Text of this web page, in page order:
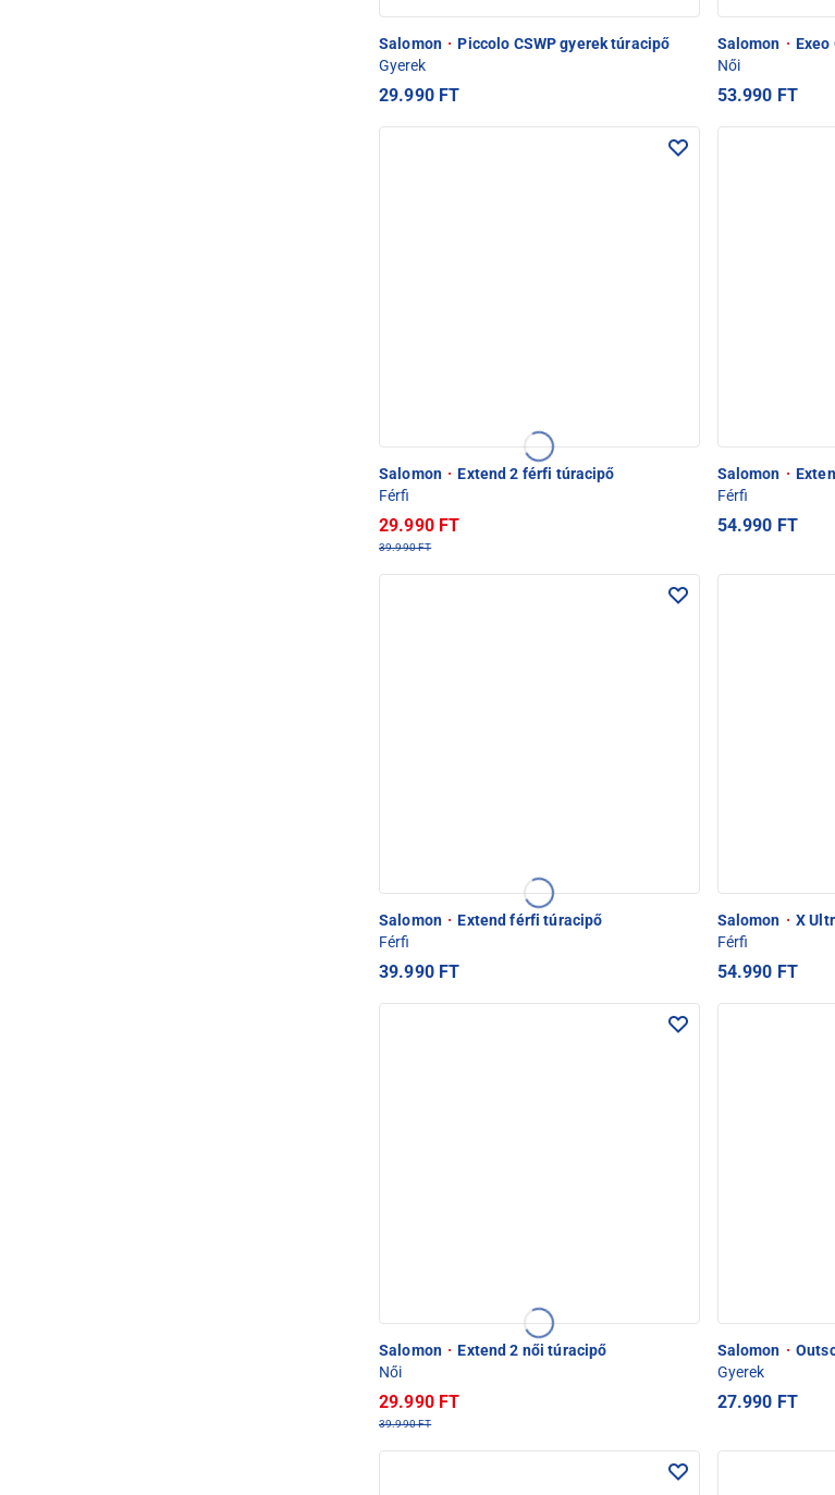
Salomon · Piccolo CSWP gyerek túracipő
Gyerek
29.990 FT
Salomon · Exeo
Női
53.990 FT
Salomon · Extend 2 férfi túracipő
Férfi
29.990 FT
39.990 FT
Salomon ·
Férfi
54.990 FT
Salomon · Extend férfi túracipő
Férfi
39.990 FT
Salomon · X
Férfi
54.990 FT
Salomon · Extend 2 női túracipő
Női
29.990 FT
39.990 FT
Salomon ·
Gyerek
27.990 FT